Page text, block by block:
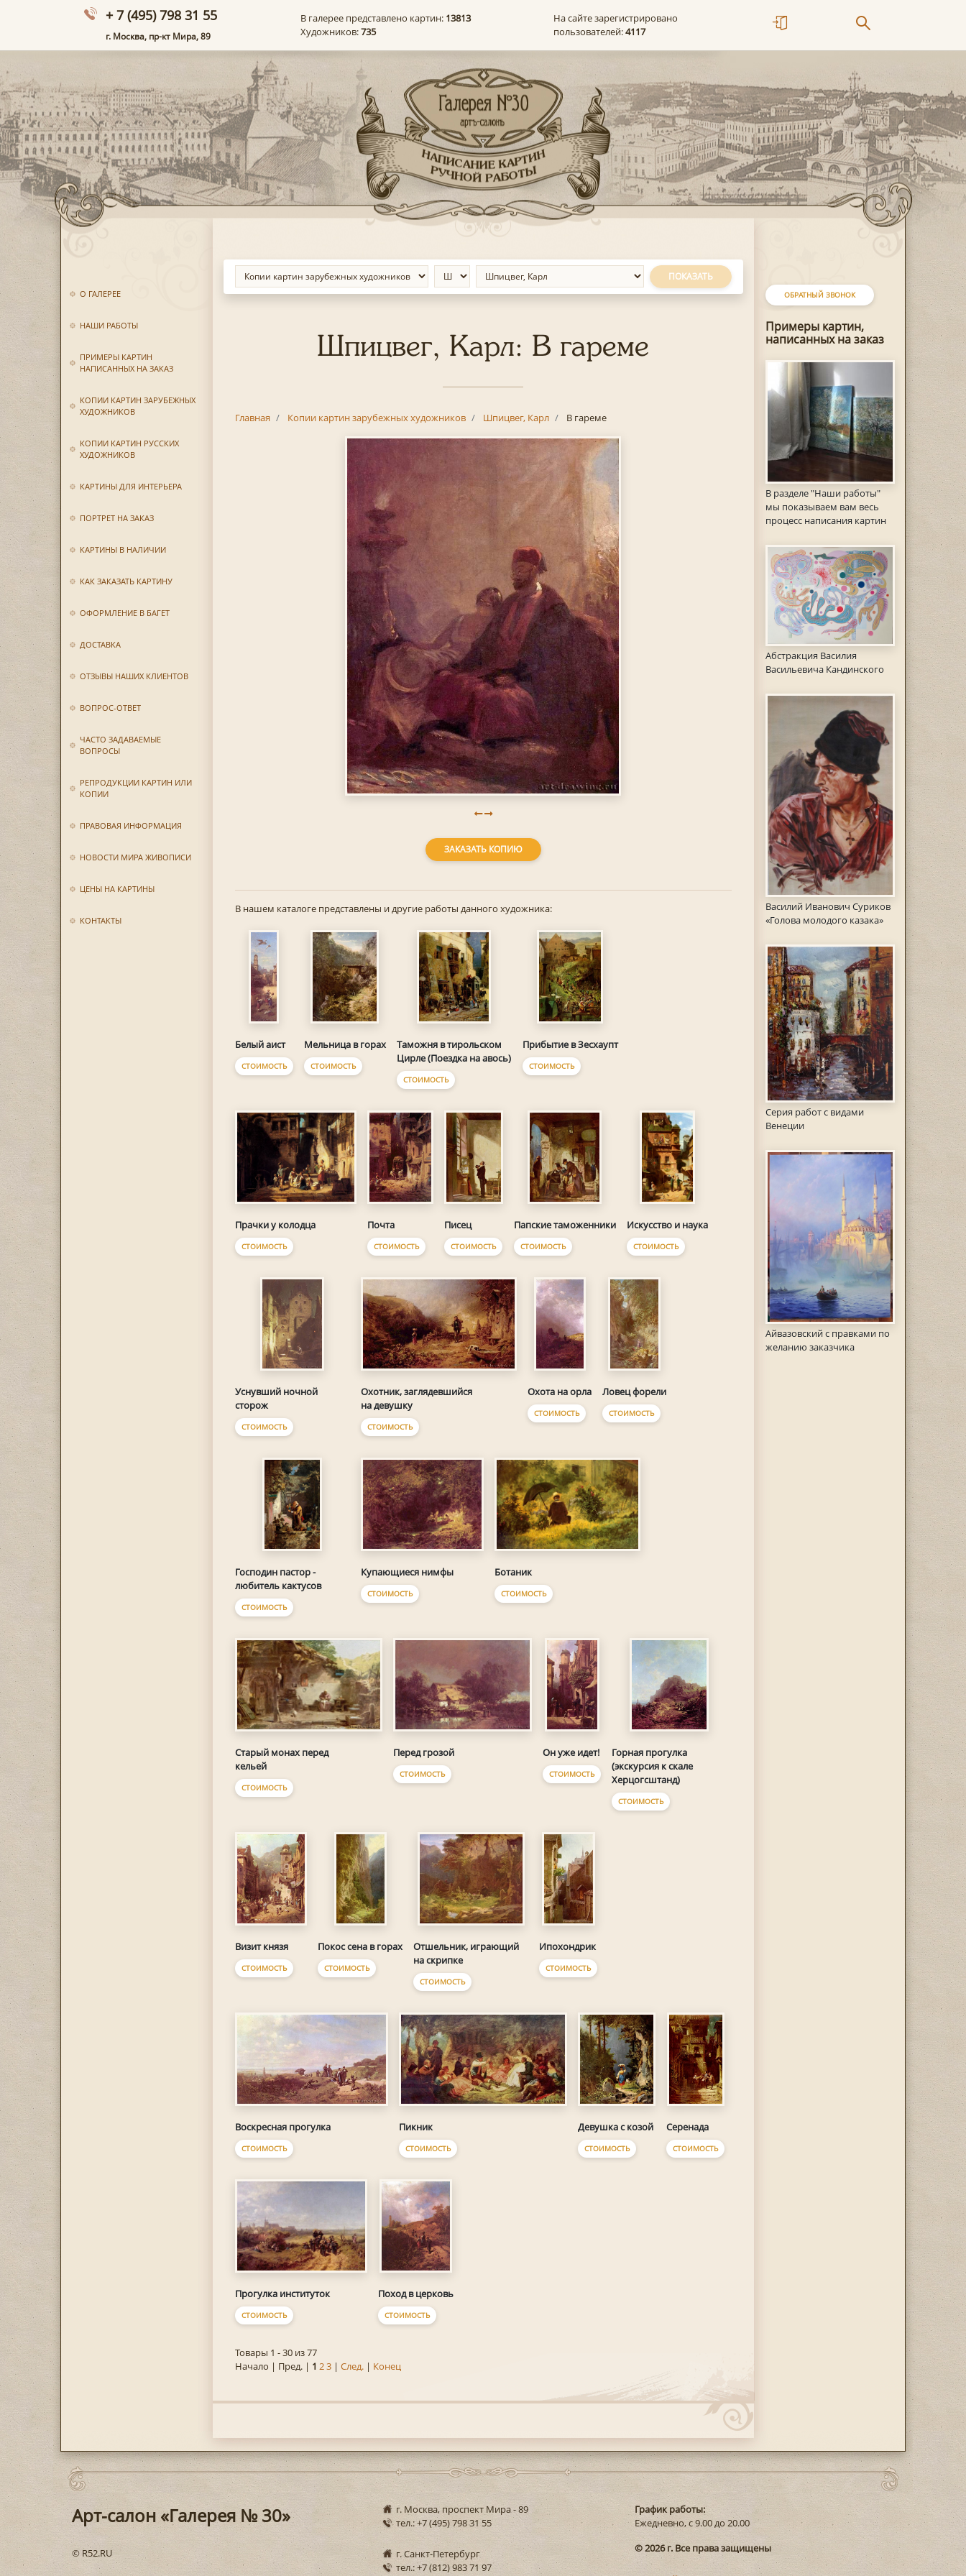
+ 7 (495) 798 31 55
г. Москва, пр-кт Мира, 89
В галерее представлено картин: 13813
Художников:735
На сайте зарегистрировано
пользователей:4117
О ГАЛЕРЕЕ
НАШИ РАБОТЫ
ПРИМЕРЫ КАРТИН
НАПИСАННЫХ НА ЗАКАЗ
КОПИИ КАРТИН ЗАРУБЕЖНЫХ
ХУДОЖНИКОВ
КОПИИ КАРТИН РУССКИХ
ХУДОЖНИКОВ
КАРТИНЫ ДЛЯ ИНТЕРЬЕРА
ПОРТРЕТ НА ЗАКАЗ
КАРТИНЫ В НАЛИЧИИ
КАК ЗАКАЗАТЬ КАРТИНУ
ОФОРМЛЕНИЕ В БАГЕТ
ДОСТАВКА
ОТЗЫВЫ НАШИХ КЛИЕНТОВ
ВОПРОС-ОТВЕТ
ЧАСТО ЗАДАВАЕМЫЕ
ВОПРОСЫ
РЕПРОДУКЦИИ КАРТИН ИЛИ
КОПИИ
ПРАВОВАЯ ИНФОРМАЦИЯ
НОВОСТИ МИРА ЖИВОПИСИ
ЦЕНЫ НА КАРТИНЫ
КОНТАКТЫ
ОБРАТНЫЙ ЗВОНОК
Примеры картин,
написанных на заказ
В разделе "Наши работы"
мы показываем вам весь
процесс написания картин
Абстракция Василия
Васильевича Кандинского
Василий Иванович Суриков
«Голова молодого казака»
Серия работ с видами
Венеции
Айвазовский с правками по
желанию заказчика
ПОКАЗАТЬ
Шпицвег, Карл: В гареме
Главная Копии картин зарубежных художников Шпицвег, Карл В гареме
ЗАКАЗАТЬ КОПИЮ
В нашем каталоге представлены и другие работы данного художника:
Белый аист
СТОИМОСТЬ
Мельница в горах
СТОИМОСТЬ
Таможня в тирольском
Цирле (Поездка на авось)
СТОИМОСТЬ
Прибытие в Зесхаупт
СТОИМОСТЬ
Прачки у колодца
СТОИМОСТЬ
Почта
СТОИМОСТЬ
Писец
СТОИМОСТЬ
Папские таможенники
СТОИМОСТЬ
Искусство и наука
СТОИМОСТЬ
Уснувший ночной
сторож
СТОИМОСТЬ
Охотник, заглядевшийся
на девушку
СТОИМОСТЬ
Охота на орла
СТОИМОСТЬ
Ловец форели
СТОИМОСТЬ
Господин пастор -
любитель кактусов
СТОИМОСТЬ
Купающиеся нимфы
СТОИМОСТЬ
Ботаник
СТОИМОСТЬ
Старый монах перед
кельей
СТОИМОСТЬ
Перед грозой
СТОИМОСТЬ
Он уже идет!
СТОИМОСТЬ
Горная прогулка
(экскурсия к скале
Херцогсштанд)
СТОИМОСТЬ
Визит князя
СТОИМОСТЬ
Покос сена в горах
СТОИМОСТЬ
Отшельник, играющий
на скрипке
СТОИМОСТЬ
Ипохондрик
СТОИМОСТЬ
Воскресная прогулка
СТОИМОСТЬ
Пикник
СТОИМОСТЬ
Девушка с козой
СТОИМОСТЬ
Серенада
СТОИМОСТЬ
Прогулка институток
СТОИМОСТЬ
Поход в церковь
СТОИМОСТЬ
Товары 1 - 30 из 77
Начало | Пред. | 1 23| След.| Конец
Арт-салон «Галерея № 30»
© R52.RU
г. Москва, проспект Мира - 89
тел.: +7 (495) 798 31 55
г. Санкт-Петербург
тел.: +7 (812) 983 71 97
График работы:
Ежедневно, с 9.00 до 20.00
© 2026 г. Все права защищены